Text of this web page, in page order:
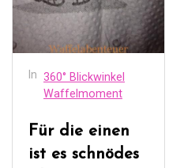
In 360° Blickwinkel
Waffelmoment
Für die einen
ist es schnödes